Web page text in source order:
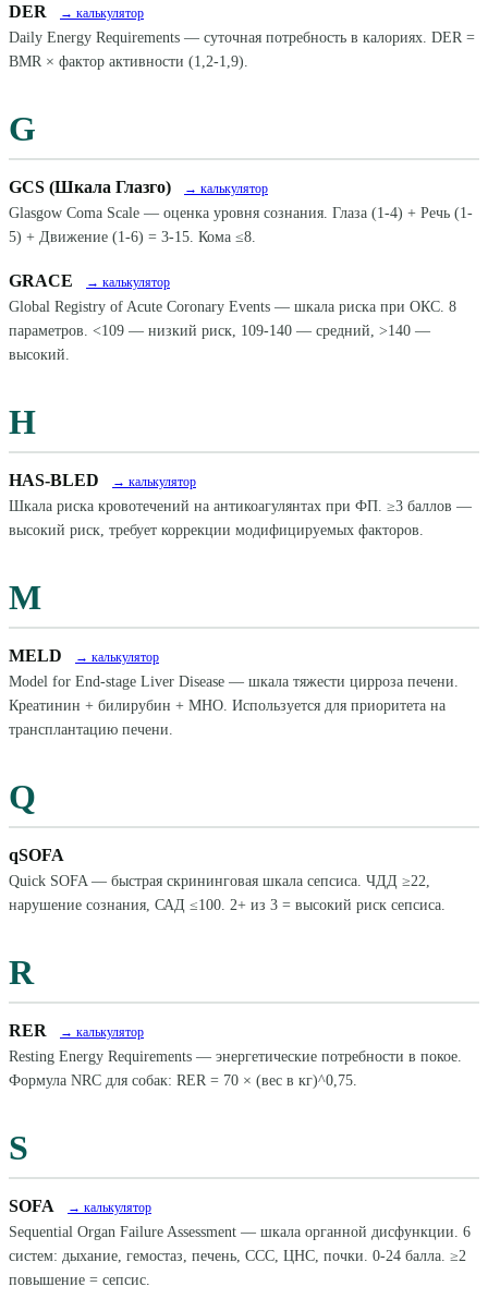
DER → калькулятор
Daily Energy Requirements — суточная потребность в калориях. DER =
BMR × фактор активности (1,2-1,9).
G
GCS (Шкала Глазго) → калькулятор
Glasgow Coma Scale — оценка уровня сознания. Глаза (1-4) + Речь (1-
5) + Движение (1-6) = 3-15. Кома ≤8.
GRACE → калькулятор
Global Registry of Acute Coronary Events — шкала риска при ОКС. 8
параметров. <109 — низкий риск, 109-140 — средний, >140 —
высокий.
H
HAS-BLED → калькулятор
Шкала риска кровотечений на антикоагулянтах при ФП. ≥3 баллов —
высокий риск, требует коррекции модифицируемых факторов.
M
MELD → калькулятор
Model for End-stage Liver Disease — шкала тяжести цирроза печени.
Креатинин + билирубин + МНО. Используется для приоритета на
трансплантацию печени.
Q
qSOFA
Quick SOFA — быстрая скрининговая шкала сепсиса. ЧДД ≥22,
нарушение сознания, САД ≤100. 2+ из 3 = высокий риск сепсиса.
R
RER → калькулятор
Resting Energy Requirements — энергетические потребности в покое.
Формула NRC для собак: RER = 70 × (вес в кг)^0,75.
S
SOFA → калькулятор
Sequential Organ Failure Assessment — шкала органной дисфункции. 6
систем: дыхание, гемостаз, печень, ССС, ЦНС, почки. 0-24 балла. ≥2
повышение = сепсис.